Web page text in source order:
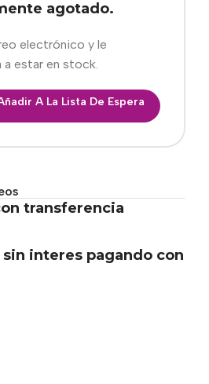
agotado.
electrónico y le
estar en stock.
A La Lista De Espera
transferencia
interes pagando con